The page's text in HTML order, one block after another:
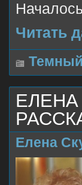
Читать
Елена